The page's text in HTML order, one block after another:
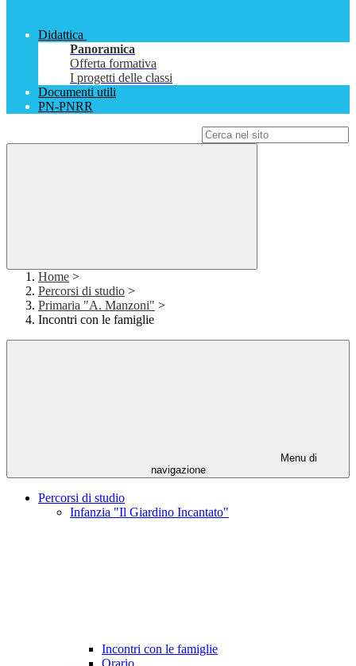
Didattica
Panoramica
Offerta formativa
I progetti delle classi
Documenti utili
PN-PNRR
Home >
Percorsi di studio >
Primaria "A. Manzoni" >
Incontri con le famiglie
Menu di
navigazione
Percorsi di studio
Infanzia "Il Giardino Incantato"
Incontri con le famiglie